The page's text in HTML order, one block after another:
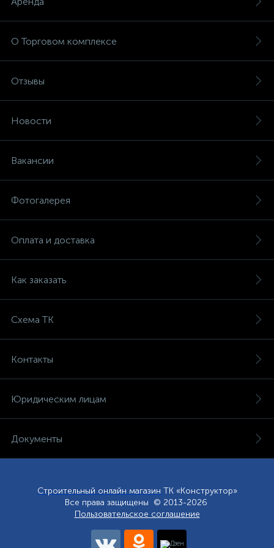
О Торговом комплексе
Отзывы
Новости
Вакансии
Фотогалерея
Оплата и доставка
Как заказать
Схема ТК
Контакты
Юридическим лицам
Документы
Строительный онлайн магазин ТК «Конструктор»
Все права защищены © 2013-2026
Пользовательское соглашение